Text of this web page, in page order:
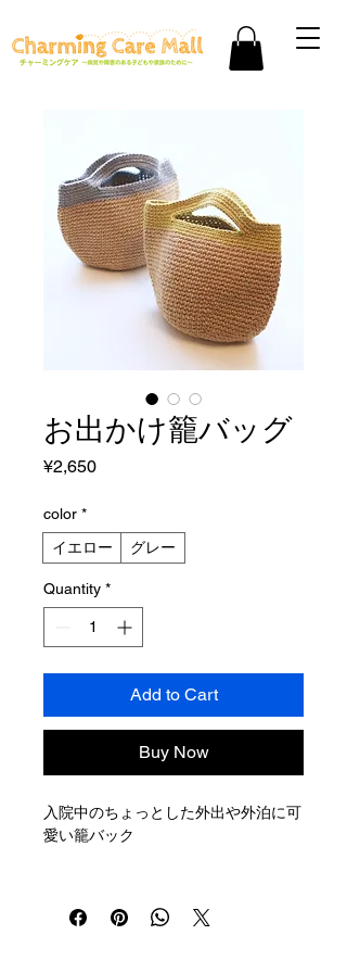
お出かけ籠バッグ
¥2,650Price
color *
イエロー
グレー
Quantity *
Add to Cart
Buy Now
入院中のちょっとした外出や外泊に可
愛い籠バック
ンがあると便利です。